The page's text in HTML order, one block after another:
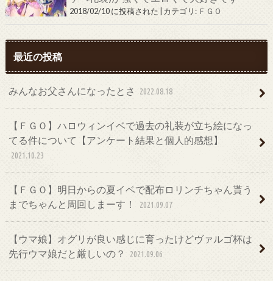
2018/02/10 に投稿された カテゴリ: ＦＧＯ
最近の投稿
みんなお父さんになったとさ 2022.08.18
【ＦＧＯ】ハロウィンイベで過去の礼装が立ち絵になっ
てる件について【アンケート結果と個人的感想】
2021.10.23
【ＦＧＯ】明日からの夏イベで配布ロリンチちゃん貰う
までちゃんと周回しまーす！
2021.09.07
【ウマ娘】オグリが良い感じに育ったけどヴァルゴ杯は
先行ウマ娘だと厳しいの？
2021.09.06